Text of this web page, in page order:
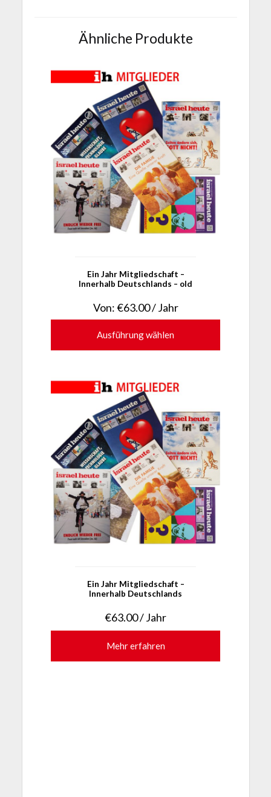
Ähnliche Produkte
Ein Jahr Mitgliedschaft –
Innerhalb Deutschlands – old
Von:€63.00/ Jahr
Ausführung wählen
weist
mehrere
Varianten
auf.
Die
Optionen
können
auf
der
Produktseite
gewählt
werden
Ein Jahr Mitgliedschaft –
Innerhalb Deutschlands
€63.00/ Jahr
Mehr erfahren